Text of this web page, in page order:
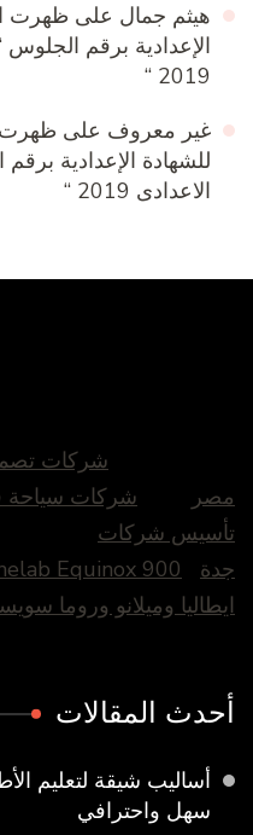
هيثم جمالعلىظهرت
الإعدادية برقم الجلوس
2019 “
غير معروفعلىظهرت
للشهادة الإعدادية برقم
الاعدادى 2019 “
شركات
شركات سياحة في
شركات
Equinox 900
وميلانو وروما سويسرا
المقالات
أساليب شيقة لتعليم
سهل واحترافي